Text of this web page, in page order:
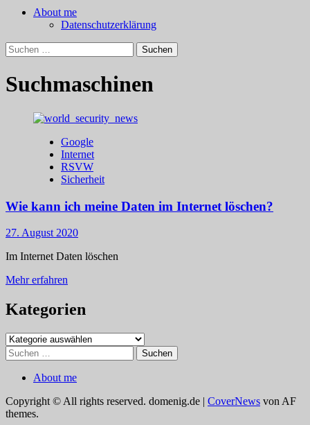
About me
Datenschutzerklärung
Suchen
nach:
Suchmaschinen
Google
Internet
RSVW
Sicherheit
Wie kann ich meine Daten im Internet löschen?
27. August 2020
Im Internet Daten löschen
Mehr erfahren
über
Wie
ich
im
löschen?
Kategorien
Kategorien
Suchen
nach:
About me
Copyright © All rights reserved. domenig.de | CoverNews von AF
themes.